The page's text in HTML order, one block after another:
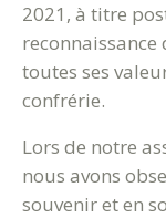
2021, à titre
reconnaissance
toutes ses
confrérie.
Lors de notre
nous avons
souvenir et en